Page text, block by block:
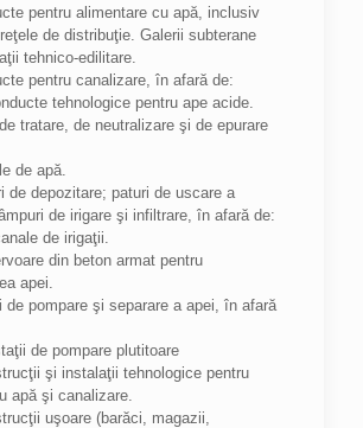
pentru alimentare cu apă, inclusiv
de distribuţie. Galerii subterane
tehnico-edilitare.
pentru canalizare, în afară de:
tehnologice pentru ape acide.
tratare, de neutralizare şi de epurare
de apă.
de depozitare; paturi de uscare a
de irigare şi infiltrare, în afară de:
de irigaţii.
din beton armat pentru
apei.
de pompare şi separare a apei, în afară
de pompare plutitoare
şi instalaţii tehnologice pentru
apă şi canalizare.
uşoare (barăci, magazii,